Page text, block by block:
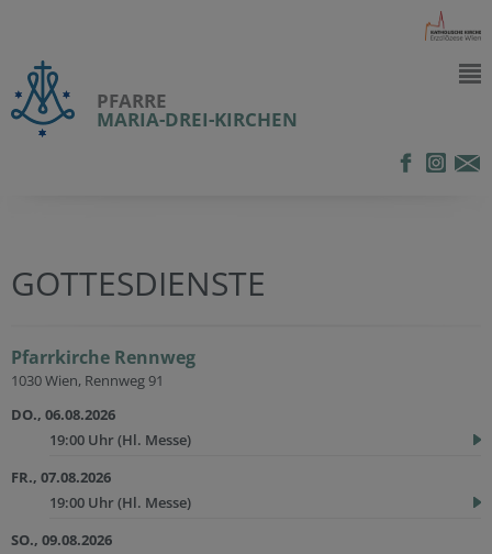
PFARRE
MARIA-DREI-KIRCHEN
GOTTESDIENSTE
Pfarrkirche Rennweg
1030 Wien, Rennweg 91
DO., 06.08.2026
19:00 Uhr(Hl. Messe)
FR., 07.08.2026
19:00 Uhr(Hl. Messe)
SO., 09.08.2026